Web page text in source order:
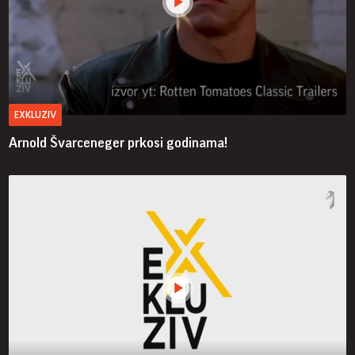
EXKLUZIV
Arnold Švarceneger prkosi godinama!